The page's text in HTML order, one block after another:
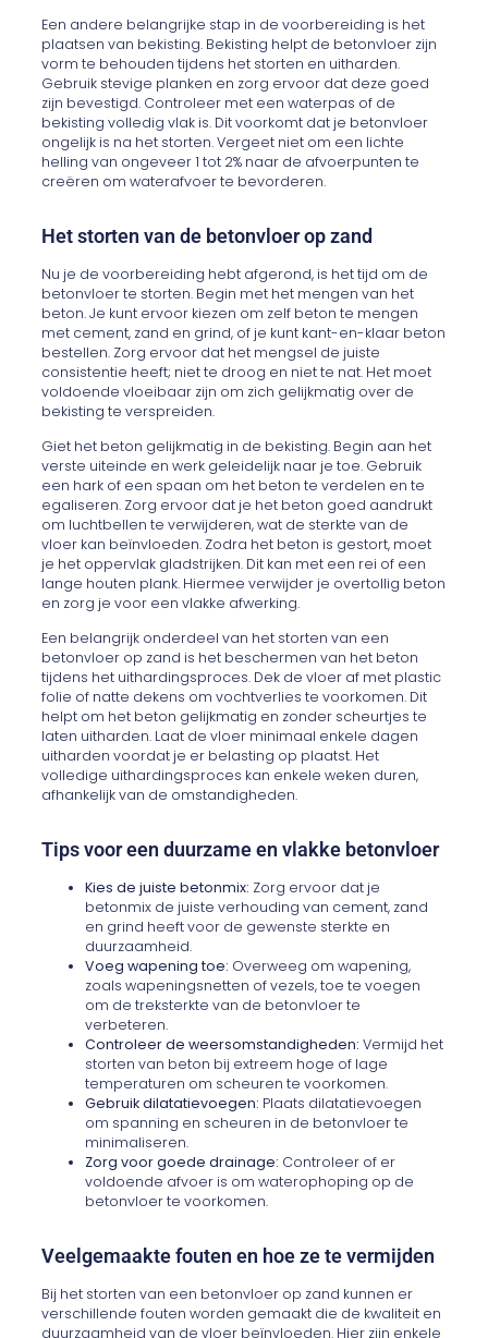
Een andere belangrijke stap in de voorbereiding is het
plaatsen van bekisting. Bekisting helpt de betonvloer zijn
vorm te behouden tijdens het storten en uitharden.
Gebruik stevige planken en zorg ervoor dat deze goed
zijn bevestigd. Controleer met een waterpas of de
bekisting volledig vlak is. Dit voorkomt dat je betonvloer
ongelijk is na het storten. Vergeet niet om een lichte
helling van ongeveer 1 tot 2% naar de afvoerpunten te
creëren om waterafvoer te bevorderen.
Het storten van de betonvloer op zand
Nu je de voorbereiding hebt afgerond, is het tijd om de
betonvloer te storten. Begin met het mengen van het
beton. Je kunt ervoor kiezen om zelf beton te mengen
met cement, zand en grind, of je kunt kant-en-klaar beton
bestellen. Zorg ervoor dat het mengsel de juiste
consistentie heeft; niet te droog en niet te nat. Het moet
voldoende vloeibaar zijn om zich gelijkmatig over de
bekisting te verspreiden.
Giet het beton gelijkmatig in de bekisting. Begin aan het
verste uiteinde en werk geleidelijk naar je toe. Gebruik
een hark of een spaan om het beton te verdelen en te
egaliseren. Zorg ervoor dat je het beton goed aandrukt
om luchtbellen te verwijderen, wat de sterkte van de
vloer kan beïnvloeden. Zodra het beton is gestort, moet
je het oppervlak gladstrijken. Dit kan met een rei of een
lange houten plank. Hiermee verwijder je overtollig beton
en zorg je voor een vlakke afwerking.
Een belangrijk onderdeel van het storten van een
betonvloer op zand is het beschermen van het beton
tijdens het uithardingsproces. Dek de vloer af met plastic
folie of natte dekens om vochtverlies te voorkomen. Dit
helpt om het beton gelijkmatig en zonder scheurtjes te
laten uitharden. Laat de vloer minimaal enkele dagen
uitharden voordat je er belasting op plaatst. Het
volledige uithardingsproces kan enkele weken duren,
afhankelijk van de omstandigheden.
Tips voor een duurzame en vlakke betonvloer
Kies de juiste betonmix: Zorg ervoor dat je
betonmix de juiste verhouding van cement, zand
en grind heeft voor de gewenste sterkte en
duurzaamheid.
Voeg wapening toe: Overweeg om wapening,
zoals wapeningsnetten of vezels, toe te voegen
om de treksterkte van de betonvloer te
verbeteren.
Controleer de weersomstandigheden: Vermijd het
storten van beton bij extreem hoge of lage
temperaturen om scheuren te voorkomen.
Gebruik dilatatievoegen: Plaats dilatatievoegen
om spanning en scheuren in de betonvloer te
minimaliseren.
Zorg voor goede drainage: Controleer of er
voldoende afvoer is om waterophoping op de
betonvloer te voorkomen.
Veelgemaakte fouten en hoe ze te vermijden
Bij het storten van een betonvloer op zand kunnen er
verschillende fouten worden gemaakt die de kwaliteit en
duurzaamheid van de vloer beïnvloeden. Hier zijn enkele